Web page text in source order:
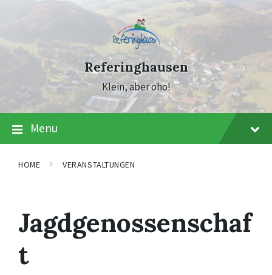
Referinghausen
Klein, aber oho!
Menu
HOME VERANSTALTUNGEN
Jagdgenossenschaf
t